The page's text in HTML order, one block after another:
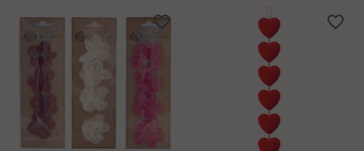
favorite_border favorite_border